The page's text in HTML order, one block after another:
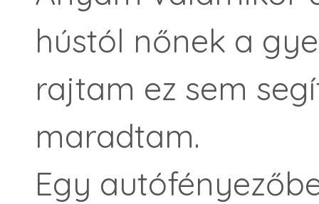
hústól nőnek a
rajtam ez sem
maradtam.
Egy